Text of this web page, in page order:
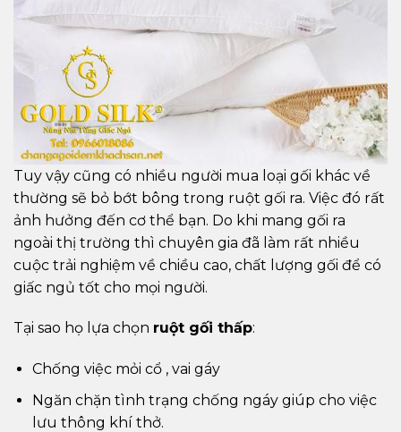
Tuy vậy cũng có nhiều người mua loại gối khác về
thường sẽ bỏ bớt bông trong ruột gối ra. Việc đó rất
ảnh hưởng đến cơ thể bạn. Do khi mang gối ra
ngoài thị trường thì chuyên gia đã làm rất nhiều
cuộc trải nghiệm về chiều cao, chất lượng gối để có
giấc ngủ tốt cho mọi người.
Tại sao họ lựa chọn ruột gối thấp:
Chống việc mỏi cổ , vai gáy
Ngăn chặn tình trạng chống ngáy giúp cho việc
lưu thông khí thở.